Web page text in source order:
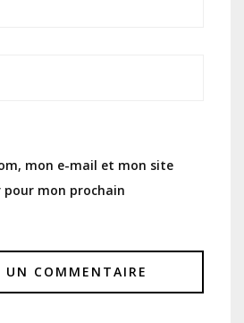
mon e-mail et mon site
mon prochain